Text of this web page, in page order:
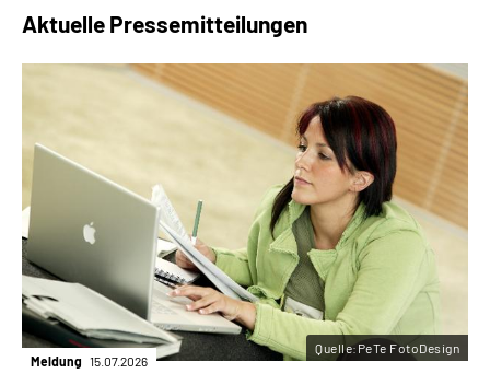
Aktuelle Pressemitteilungen
Meldung 15.07.2026
Quelle:PeTe FotoDesign